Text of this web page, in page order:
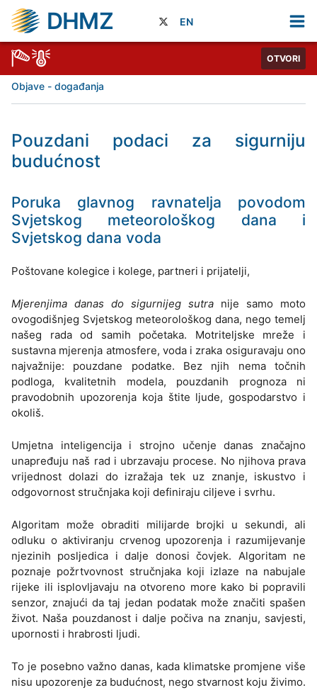
DHMZ EN
OTVORI
Objave - događanja
Pouzdani podaci za sigurniju
budućnost
Poruka glavnog ravnatelja povodom
Svjetskog meteorološkog dana i
Svjetskog dana voda
Poštovane kolegice i kolege, partneri i prijatelji,
Mjerenjima danas do sigurnijeg sutra nije samo moto
ovogodišnjeg Svjetskog meteorološkog dana, nego temelj
našeg rada od samih početaka. Motriteljske mreže i
sustavna mjerenja atmosfere, voda i zraka osiguravaju ono
najvažnije: pouzdane podatke. Bez njih nema točnih
podloga, kvalitetnih modela, pouzdanih prognoza ni
pravodobnih upozorenja koja štite ljude, gospodarstvo i
okoliš.
Umjetna inteligencija i strojno učenje danas značajno
unapređuju naš rad i ubrzavaju procese. No njihova prava
vrijednost dolazi do izražaja tek uz znanje, iskustvo i
odgovornost stručnjaka koji definiraju ciljeve i svrhu.
Algoritam može obraditi milijarde brojki u sekundi, ali
odluku o aktiviranju crvenog upozorenja i razumijevanje
njezinih posljedica i dalje donosi čovjek. Algoritam ne
poznaje požrtvovnost stručnjaka koji izlaze na nabujale
rijeke ili isplovljavaju na otvoreno more kako bi popravili
senzor, znajući da taj jedan podatak može značiti spašen
život. Naša pouzdanost i dalje počiva na znanju, savjesti,
upornosti i hrabrosti ljudi.
To je posebno važno danas, kada klimatske promjene više
nisu upozorenje za budućnost, nego stvarnost koju živimo.